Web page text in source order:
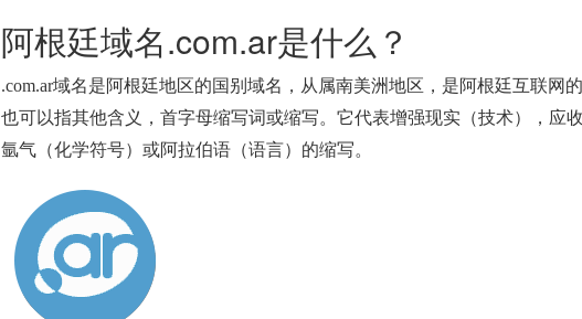
阿根廷域名.com.ar是什么？
.com.ar域名是阿根廷地区的国别域名，从属南美洲地区，是阿根廷互联网
也可以指其他含义，首字母缩写词或缩写。 它代表增强现实（技术），应
氩气（化学符号）或阿拉伯语（语言）的缩写。